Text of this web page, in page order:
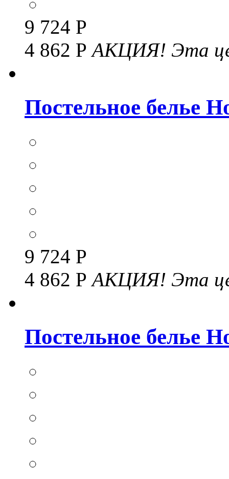
9 724 Р
4 862 РАКЦИЯ! Эта
Постельное белье
9 724 Р
4 862 РАКЦИЯ! Эта
Постельное белье